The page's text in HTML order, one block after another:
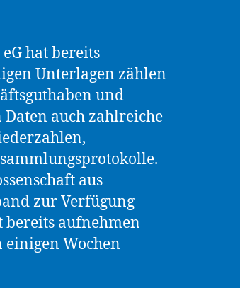
hat bereits
Unterlagen zählen
und
auch zahlreiche
aus
zur Verfügung
bereits aufnehmen
Wochen